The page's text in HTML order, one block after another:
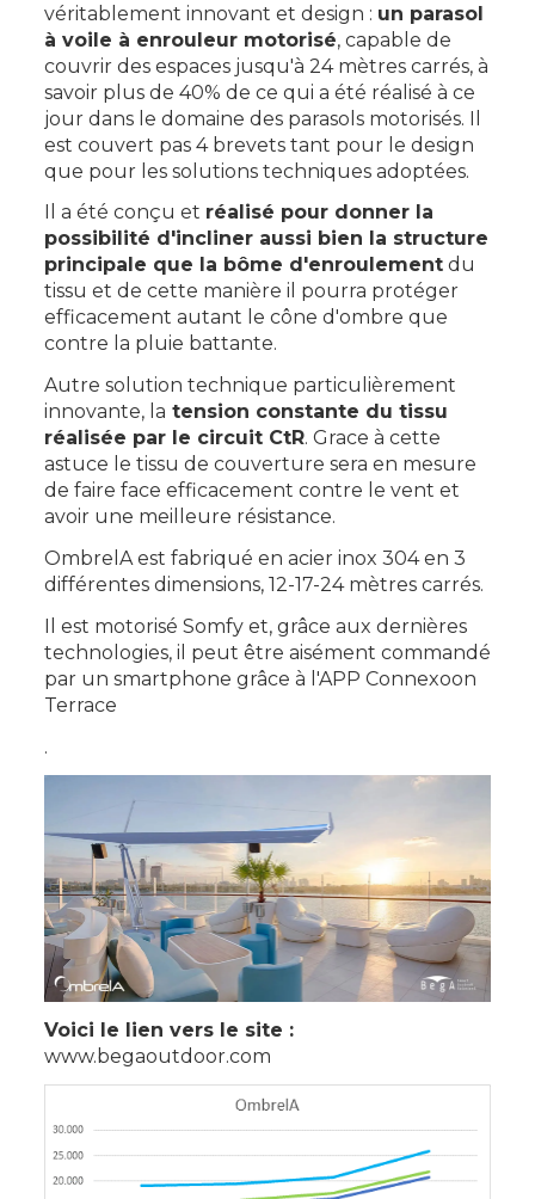
véritablement innovant et design : un parasol
à voile à enrouleur motorisé, capable de
couvrir des espaces jusqu'à 24 mètres carrés, à
savoir plus de 40% de ce qui a été réalisé à ce
jour dans le domaine des parasols motorisés. Il
est couvert pas 4 brevets tant pour le design
que pour les solutions techniques adoptées.
Il a été conçu et réalisé pour donner la
possibilité d'incliner aussi bien la structure
principale que la bôme d'enroulementdu
tissu et de cette manière il pourra protéger
efficacement autant le cône d'ombre que
contre la pluie battante.
Autre solution technique particulièrement
innovante, la tension constante du tissu
réalisée par le circuit CtR. Grace à cette
astuce le tissu de couverture sera en mesure
de faire face efficacement contre le vent et
avoir une meilleure résistance.
OmbrelA est fabriqué en acier inox 304 en 3
différentes dimensions, 12-17-24 mètres carrés.
Il est motorisé Somfy et, grâce aux dernières
technologies, il peut être aisément commandé
par un smartphone grâce à l'APP Connexoon
Terrace
.
Voici le lien vers le site :
www.begaoutdoor.com